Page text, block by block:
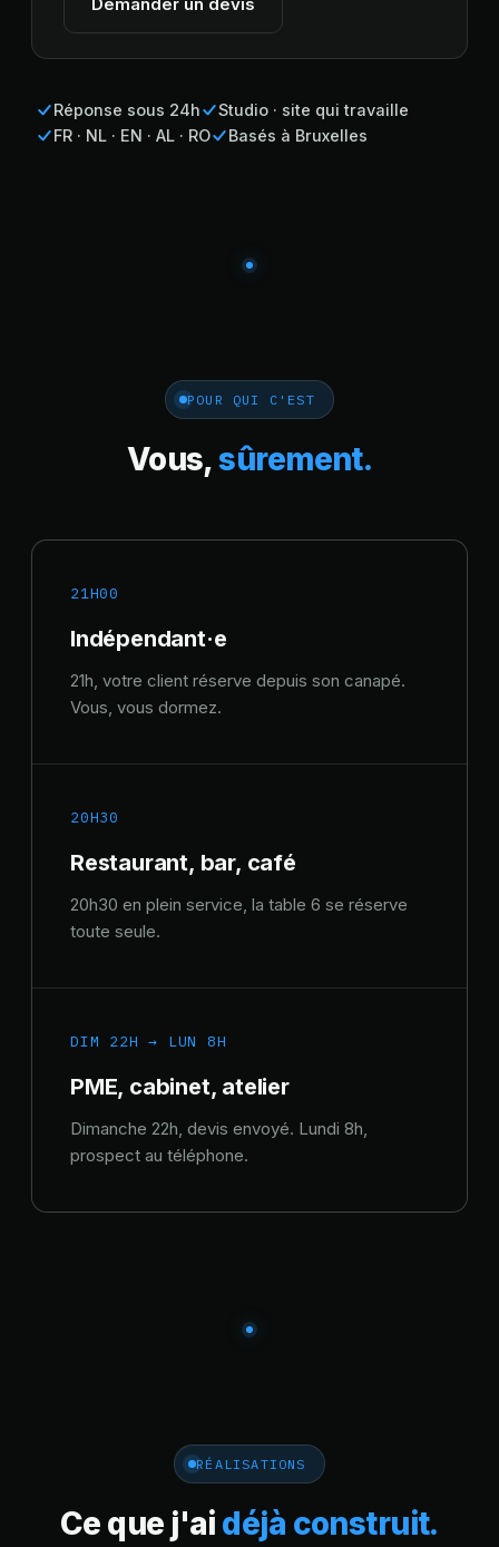
Réponse sous 24h
Studio · site qui travaille
FR · NL · EN · AL · RO
Basés à Bruxelles
POUR QUI C'EST
Vous,sûrement.
21H00
Indépendant·e
21h, votre client réserve depuis son canapé.
Vous, vous dormez.
20H30
Restaurant, bar, café
20h30 en plein service, la table 6 se réserve
toute seule.
DIM 22H → LUN 8H
PME, cabinet, atelier
Dimanche 22h, devis envoyé. Lundi 8h,
prospect au téléphone.
RÉALISATIONS
Ce que j'ai déjà construit.